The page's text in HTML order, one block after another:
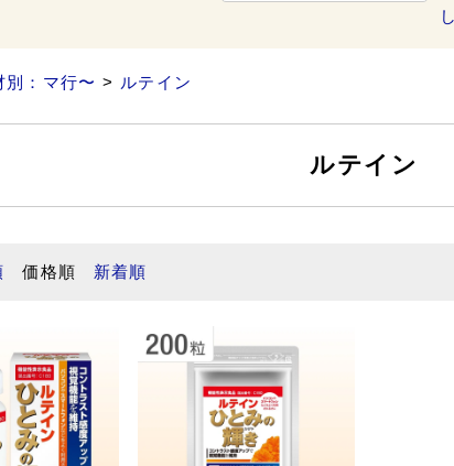
別：マ行〜 > ルテイン
ルテイン
価格順 新着順